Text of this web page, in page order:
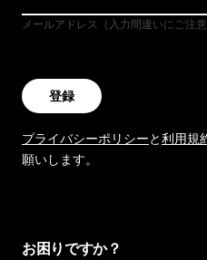
メールアドレス（入力間違いにご注意
登録
プライバシーポリシーと利用規
願いします。
お困りですか？